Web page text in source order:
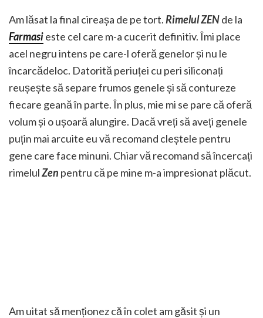
Am lăsat la final cireașa de pe tort.Rimelul ZENde la
Farmasieste cel care m-a cucerit definitiv. Îmi place
acel negru intens pe care-l oferă genelor și nu le
încarcădeloc. Datorită periuței cu peri siliconați
reușește să separe frumos genele și să contureze
fiecare geană în parte. În plus, mie mi se pare că oferă
volum și o ușoară alungire. Dacă vreți să aveți genele
puțin mai arcuite eu vă recomand cleștele pentru
gene care face minuni. Chiar vă recomand să încercați
rimelulZen pentru că pe mine m-a impresionat plăcut.
Am uitat să menționez că în colet am găsit și un